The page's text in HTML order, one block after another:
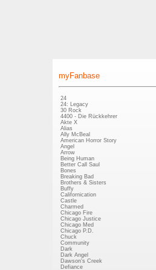
myFanbase
24
24: Legacy
30 Rock
4400 - Die Rückkehrer
Akte X
Alias
Ally McBeal
American Horror Story
Angel
Arrow
Being Human
Better Call Saul
Bones
Breaking Bad
Brothers & Sisters
Buffy
Californication
Castle
Charmed
Chicago Fire
Chicago Justice
Chicago Med
Chicago P.D.
Chuck
Community
Dark
Dark Angel
Dawson's Creek
Defiance